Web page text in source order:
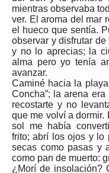
mientras observaba
ver. El aroma del mar
el hueco que sentía.
observar y disfrutar
y no lo aprecias; la
alma pero yo tenía
avanzar.
Caminé hacia la
Concha”; la arena
recostarte y no
que me volví a dormir.
sol me había
frito; abrí los ojos y lo
secas como pasas y
como pan de muerto:
¿Morí de insolación?